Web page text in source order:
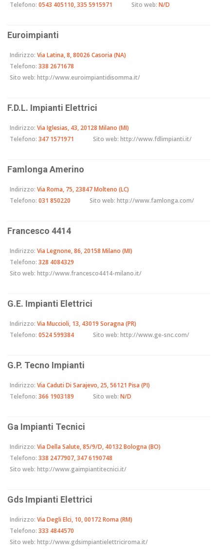
Telefono: 0543 405110, 335 5915971 Sito web: N/D
Euroimpianti
Indirizzo: Via Latina, 8, 80026 Casoria (NA)
Telefono: 338 2671678
Sito web: http://www.euroimpiantidisomma.it/
F.D.L. Impianti Elettrici
Indirizzo: Via Iglesias, 43, 20128 Milano (MI)
Telefono: 347 1571971 Sito web: http://www.fdlimpianti.it/
Famlonga Amerino
Indirizzo: Via Roma, 75, 23847 Molteno (LC)
Telefono: 031 850220 Sito web: http://www.famlonga.com/
Francesco 4414
Indirizzo: Via Legnone, 86, 20158 Milano (MI)
Telefono: 328 4084329
Sito web: http://www.francesco4414-milano.it/
G.E. Impianti Elettrici
Indirizzo: Via Muccioli, 13, 43019 Soragna (PR)
Telefono: 0524 599384 Sito web: http://www.ge-snc.com/
G.P. Tecno Impianti
Indirizzo: Via Caduti Di Sarajevo, 25, 56121 Pisa (PI)
Telefono: 366 1903189 Sito web: N/D
Ga Impianti Tecnici
Indirizzo: Via Della Salute, 85/9/D, 40132 Bologna (BO)
Telefono: 338 2477907, 347 6190748
Sito web: http://www.gaimpiantitecnici.it/
Gds Impianti Elettrici
Indirizzo: Via Degli Elci, 10, 00172 Roma (RM)
Telefono: 333 4844570
Sito web: http://www.gdsimpiantielettriciroma.it/